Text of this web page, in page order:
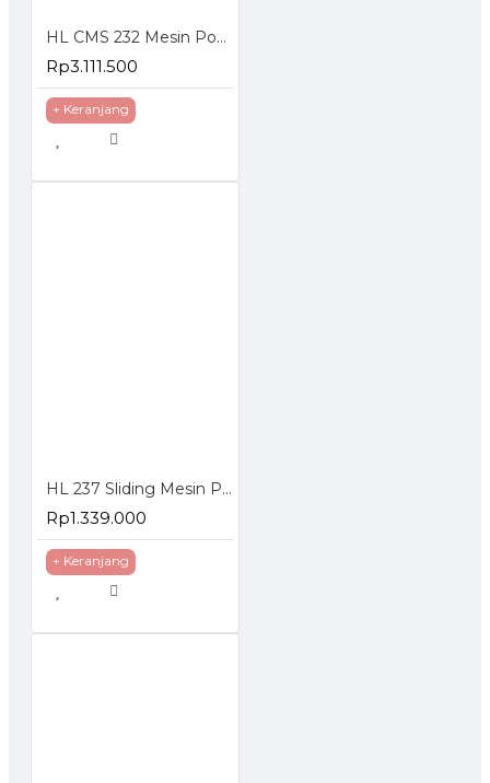
HL CMS 232 Mesin Potong Aluminium Cordless Miter Saw Sliding 7 Inch
Rp3.111.500
+ Keranjang
HL 237 Sliding Mesin Potong Aluminium Miter Saw 7 Inch
Rp1.339.000
+ Keranjang